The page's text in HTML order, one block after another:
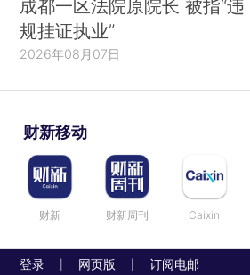
成都一区法院原院长 被指“违
规挂证执业”
2026年08月07日
财新移动
财新 财新周刊 Caixin
登录 网页版 订阅电邮